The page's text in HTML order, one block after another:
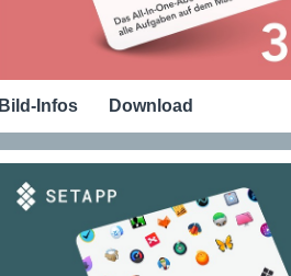
Bild-Infos Download